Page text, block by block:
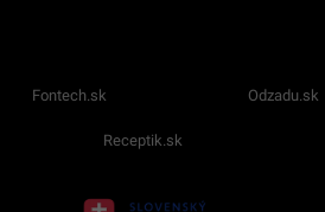
Fontech.sk Odzadu.sk
Receptik.sk